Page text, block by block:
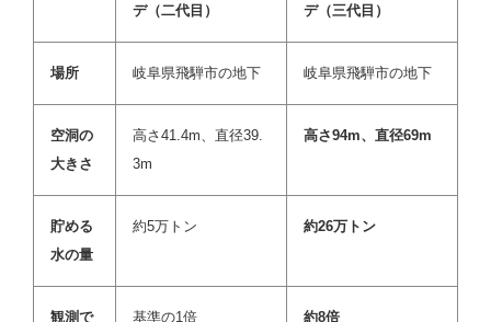
デ（二代目）
デ（三代目）
場所 岐阜県飛騨市の地下 岐阜県飛騨市の地下
空洞の
大きさ
高さ41.4m、直径39.
3m
高さ94m、直径69m
貯める
水の量
約5万トン 約26万トン
観測で
基準の1倍 約8倍